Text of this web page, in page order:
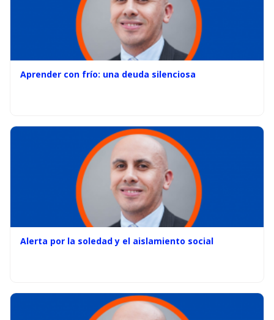
Aprender con frío: una deuda silenciosa
Alerta por la soledad y el aislamiento social